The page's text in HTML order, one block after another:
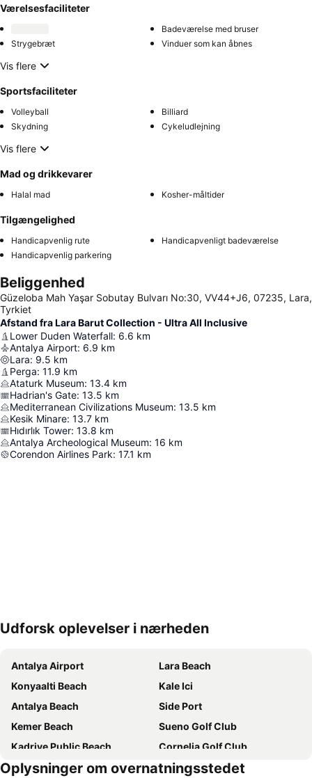
Værelsesfaciliteter
Badeværelse med bruser
Strygebræt
Vinduer som kan åbnes
Vis flere
Sportsfaciliteter
Volleyball
Billiard
Skydning
Cykeludlejning
Vis flere
Mad og drikkevarer
Halal mad Kosher-måltider
Tilgængelighed
Handicapvenlig rute
Handicapvenligt badeværelse
Handicapvenlig parkering
Beliggenhed
Güzeloba Mah Yaşar Sobutay Bulvarı No:30, VV44+J6, 07235, Lara,
Tyrkiet
Afstand fra Lara Barut Collection - Ultra All Inclusive
Lower Duden Waterfall: 6.6 km
Antalya Airport: 6.9 km
Lara: 9.5 km
Perga: 11.9 km
Ataturk Museum: 13.4 km
Hadrian's Gate: 13.5 km
Mediterranean Civilizations Museum: 13.5 km
Kesik Minare: 13.7 km
Hıdırlık Tower: 13.8 km
Antalya Archeological Museum: 16 km
Corendon Airlines Park: 17.1 km
Udvid kort
Udforsk oplevelser i nærheden
Antalya Airport
Lara Beach
Konyaalti Beach
Kale Ici
Antalya Beach
Side Port
Kemer Beach
Sueno Golf Club
Kadriye Public Beach
Cornelia Golf Club
Belek Public Beach
Kemer Marina
Oplysninger om overnatningsstedet